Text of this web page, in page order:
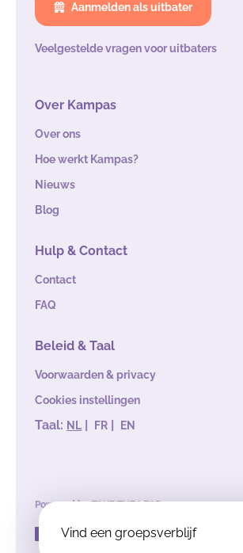
Vind een groepsverblijf
Aanmelden als uitbater
Veelgestelde vragen voor uitbaters
Over Kampas
Over ons
Hoe werkt Kampas?
Nieuws
Blog
Hulp & Contact
Contact
FAQ
Beleid & Taal
Voorwaarden & privacy
Cookies instellingen
Taal: NL | FR | EN
Powered byTAKE THE LEAD